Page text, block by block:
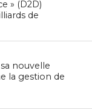
» (D2D)
de
nouvelle
la gestion de